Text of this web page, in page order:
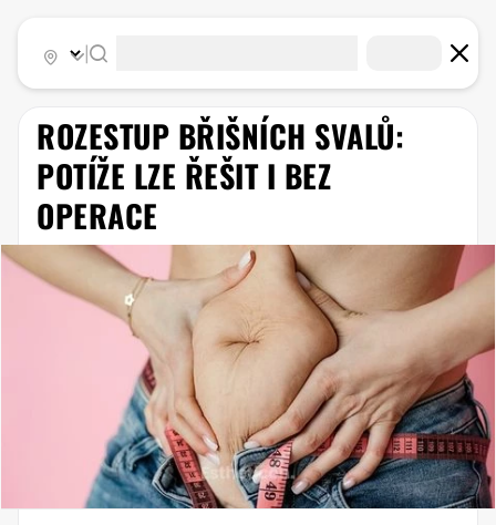
ROZESTUP BŘIŠNÍCH SVALŮ:
POTÍŽE LZE ŘEŠIT I BEZ
OPERACE